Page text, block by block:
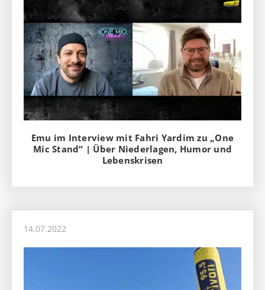
Emu im Interview mit Fahri Yardim zu „One
Mic Stand“ | Über Niederlagen, Humor und
Lebenskrisen
14.07.2022